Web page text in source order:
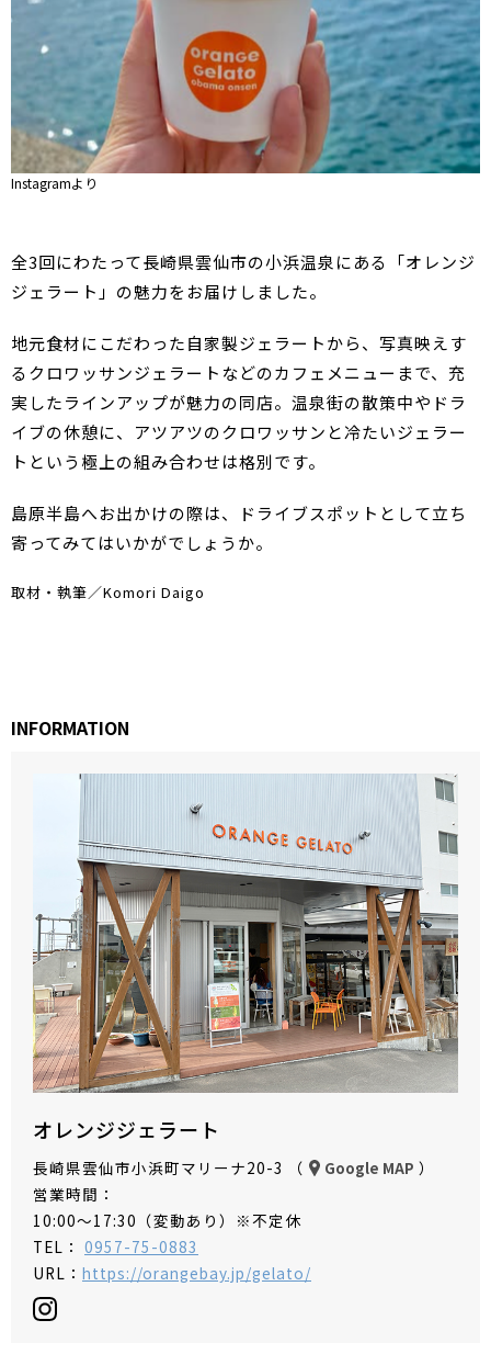
Instagramより
全3回にわたって長崎県雲仙市の小浜温泉にある「オレンジ
ジェラート」の魅力をお届けしました。
地元食材にこだわった自家製ジェラートから、写真映えす
るクロワッサンジェラートなどのカフェメニューまで、充
実したラインアップが魅力の同店。温泉街の散策中やドラ
イブの休憩に、アツアツのクロワッサンと冷たいジェラー
トという極上の組み合わせは格別です。
島原半島へお出かけの際は、ドライブスポットとして立ち
寄ってみてはいかがでしょうか。
取材・執筆／Komori Daigo
INFORMATION
オレンジジェラート
長崎県雲仙市小浜町マリーナ20-3 （ Google MAP ）
営業時間：
10:00～17:30（変動あり）※不定休
TEL： 0957-75-0883
URL： https://orangebay.jp/gelato/